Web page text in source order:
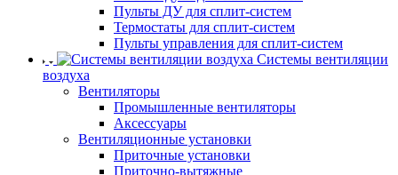
Пульты ДУ для сплит-систем
Термостаты для сплит-систем
Пульты управления для сплит-систем
Системы вентиляции
воздуха
Вентиляторы
Промышленные вентиляторы
Аксессуары
Вентиляционные установки
Приточные установки
Приточно-вытяжные